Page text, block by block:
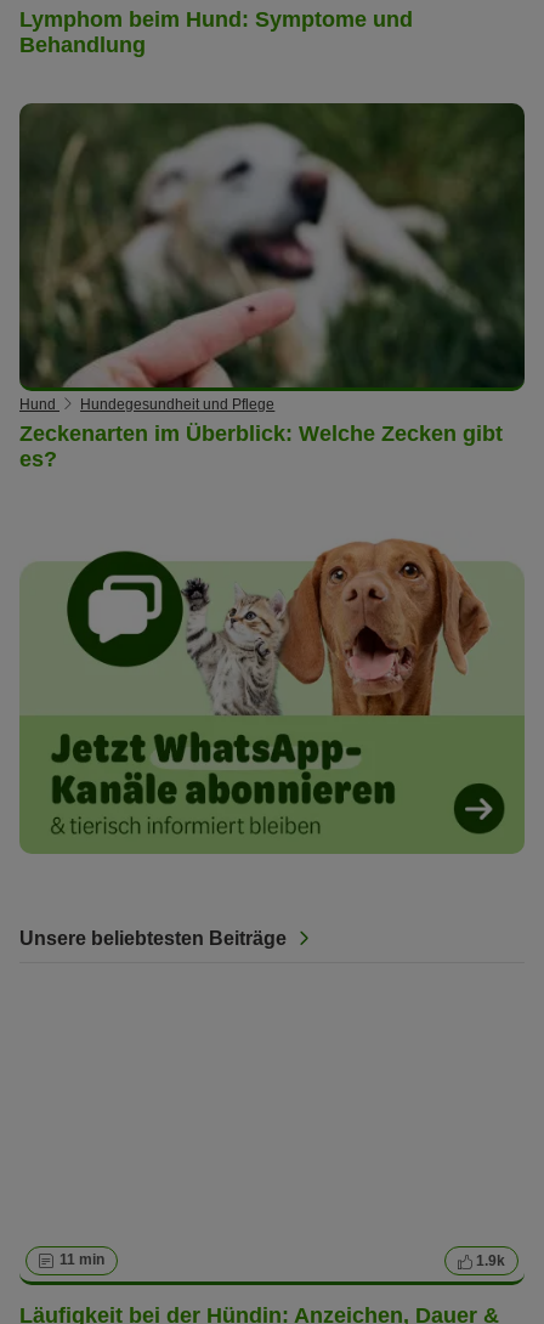
Lymphom beim Hund: Symptome und
Behandlung
Hund Hundegesundheit und Pflege
Zeckenarten im Überblick: Welche Zecken gibt
es?
Unsere beliebtesten Beiträge
11 min 1.9k
Läufigkeit bei der Hündin: Anzeichen, Dauer &